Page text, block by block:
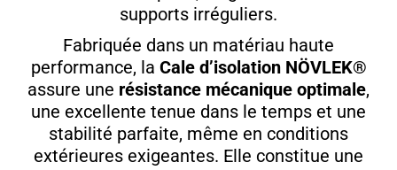
supports irréguliers.
Fabriquée dans un matériau haute
performance, la Cale d’isolation NÖVLEK®
assure une résistance mécanique optimale,
une excellente tenue dans le temps et une
stabilité parfaite, même en conditions
extérieures exigeantes. Elle constitue une